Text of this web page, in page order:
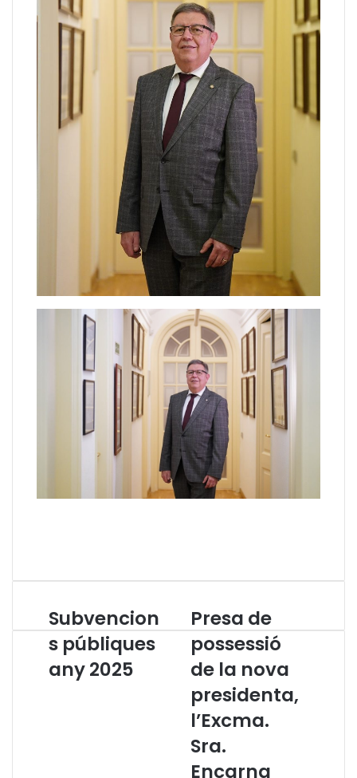
S
u
b
v
Subvencion
s públiques
any 2025
P
r
e
s
d
e
p
o
s
Presa de
possessió
de la nova
presidenta,
l’Excma.
Sra.
Encarna